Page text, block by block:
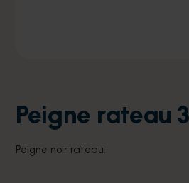
Peigne rateau
Peigne noir rateau.